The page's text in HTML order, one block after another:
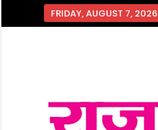
FRIDAY, AUGUST 7, 2026